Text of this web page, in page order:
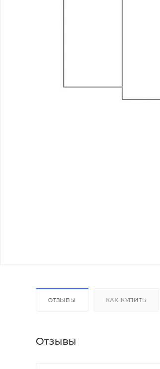
ОТЗЫВЫ КАК КУПИТЬ
Отзывы